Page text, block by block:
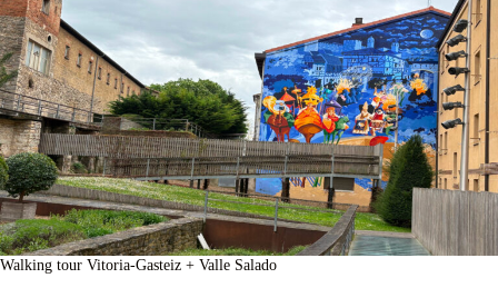
Walking tour Vitoria-Gasteiz + Valle Salado